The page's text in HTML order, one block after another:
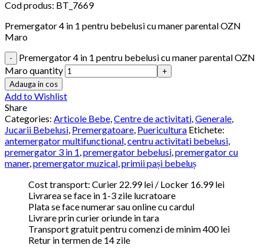
Cod produs: BT_7669
Premergator 4 in 1 pentru bebelusi cu maner parental OZN
Maro
Premergator 4 in 1 pentru bebelusi cu maner parental OZN
Maro quantity
Adauga in cos
Add to Wishlist
Share
Categories: Articole Bebe,Centre de activitati,Generale,
Jucarii Bebelusi, Premergatoare, Puericultura Etichete:
antemergator multifunctional,centru activitati bebelusi,
premergator 3 in 1,premergator bebelusi,premergator cu
maner,premergator muzical,primii pași bebeluș
Cost transport: Curier 22.99 lei / Locker 16.99 lei
Livrarea se face in 1-3 zile lucratoare
Plata se face numerar sau online cu cardul
Livrare prin curier oriunde in tara
Transport gratuit pentru comenzi de minim 400 lei
Retur in termen de 14 zile